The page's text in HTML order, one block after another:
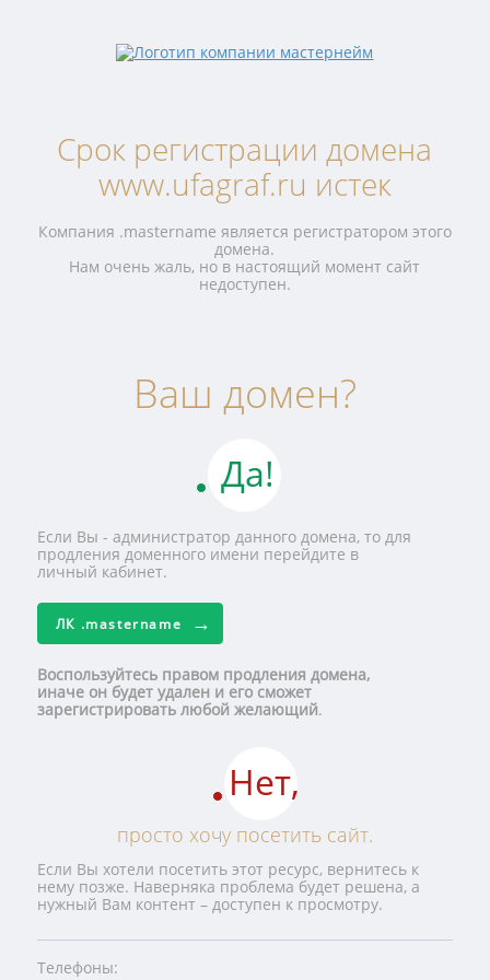
Срок регистрации домена
www.ufagraf.ru истек
Компания .mastername является регистратором этого
домена.
Нам очень жаль, но в настоящий момент сайт
недоступен.
Ваш домен?
Да!
Если Вы - администратор данного домена, то для
продления доменного имени перейдите в
личный кабинет.
ЛК .mastername
Воспользуйтесь правом продления домена,
иначе он будет удален и его сможет
зарегистрировать любой желающий.
Нет,
просто хочу посетить сайт.
Если Вы хотели посетить этот ресурс, вернитесь к
нему позже. Наверняка проблема будет решена, а
нужный Вам контент – доступен к просмотру.
Телефоны: